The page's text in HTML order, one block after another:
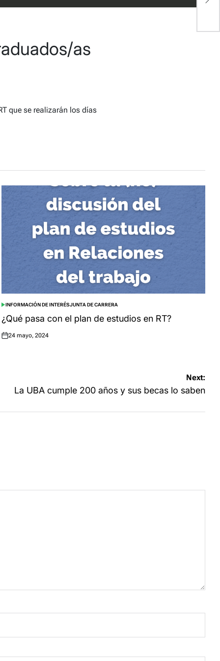
as
que se realizarán los días
POSTED
INFORMACIÓN DE INTERÉSJUNTA DE CARRERA
¿Qué pasa con el plan de estudios en RT?
Posted
24 mayo, 2024
Next:
La UBA cumple 200 años y sus becas lo saben